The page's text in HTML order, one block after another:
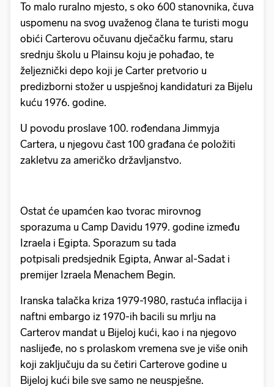
To malo ruralno mjesto, s oko 600 stanovnika, čuva
uspomenu na svog uvaženog člana te turisti mogu
obići Carterovu očuvanu dječačku farmu, staru
srednju školu u Plainsu koju je pohađao, te
željeznički depo koji je Carter pretvorio u
predizborni stožer u uspješnoj kandidaturi za Bijelu
kuću 1976. godine.
U povodu proslave 100. rođendana Jimmyja
Cartera, u njegovu čast 100 građana će položiti
zakletvu za američko državljanstvo.
Ostat će upamćen kao tvorac mirovnog
sporazuma u Camp Davidu 1979. godine između
Izraela i Egipta. Sporazum su tada
potpisali predsjednik Egipta, Anwar al-Sadat i
premijer Izraela Menachem Begin.
Iranska talačka kriza 1979-1980, rastuća inflacija i
naftni embargo iz 1970-ih bacili su mrlju na
Carterov mandat u Bijeloj kući, kao i na njegovo
naslijeđe, no s prolaskom vremena sve je više onih
koji zaključuju da su četiri Carterove godine u
Bijeloj kući bile sve samo ne neuspješne.